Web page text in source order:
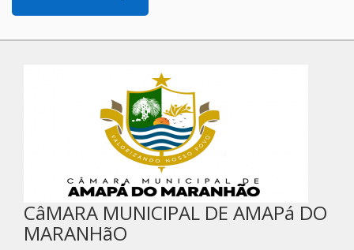
CâMARA MUNICIPAL DE AMAPá DO
MARANHãO